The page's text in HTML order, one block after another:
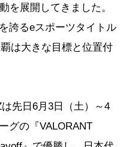
を展開してきました。
誇るeスポーツタイトル
は大きな目標と位置付
先日6月3日（土）～4
グの『VALORANT